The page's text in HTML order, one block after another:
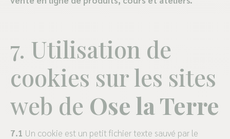
7. Utilisation de
cookies sur les sites
web de Ose la Terre
7.1 Un cookie est un petit fichier texte sauvé par le